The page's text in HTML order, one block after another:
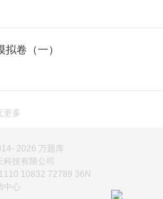
卷（一）
更多
2026 万题库
科技有限公司
10832 72789 36N
中心